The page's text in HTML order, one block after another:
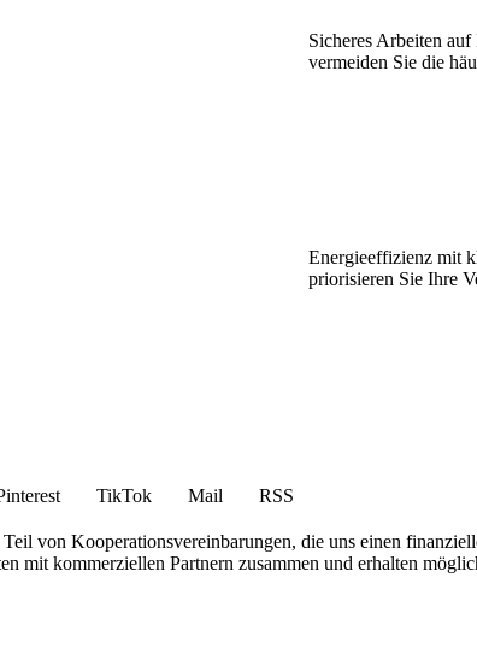
Sicheres Arbeiten
vermeiden Sie die
Energieeffizienz mit
priorisieren Sie Ihre
TikTok Mail
RSS
von Kooperationsvereinbarungen, die uns einen
mit kommerziellen Partnern zusammen und erhalten